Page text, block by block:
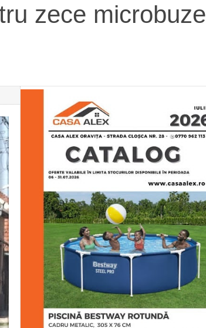
zece microbuze